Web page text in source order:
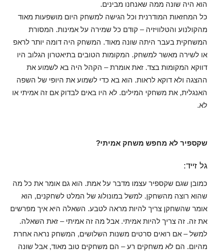
הוא היה שונה ממה שאנחנו מבינים.
כל המחזאות המודרנית וכל הגישה למשחק היום מושפעות מאוד
מהקולנוע והטלוויזיה – קודם כל שמירה על אמינות. המסורת
המשחקית בעבר היתה שונה מאוד. המשחק היה דומה יותר לראפ
או לשירה מאשר למשחק. המקומות הטובים בתיאטרון הגלוב היו
דווקא המקומות בצד. זאת אומרת – הקהל היה בא לשמוע את
ההצגה ולא דוקא לראות. הוא בא כדי לשמוע את היופי של השפה
האנגלית, את משחקי המילים. לא היו באים לבדוק אם זה אמיתי או
לא.
שקספיר לא מחפש משחק אמיתי?
גל זייד:
כמובן שגם שקספיר עצמו מדבר על אמת. הוא גם אומר את כל מה
שהוא רוצה מהשחקן. למשל במונולוג של המלט לשחקנים, הוא
אומר שהשחקן צריך להיות מראה לטבע. השאלה היא איך מפרשים
את זה. זה צריך להיות אמיתי. אבל מה זה אמיתי – זאת השאלה.
למשל – אם רואים סרטים משנות השלושים, המשחק נראה אחרת
מהיום. הם לא משחקים רע – הם משחקים טוב מאוד, אבל שונה